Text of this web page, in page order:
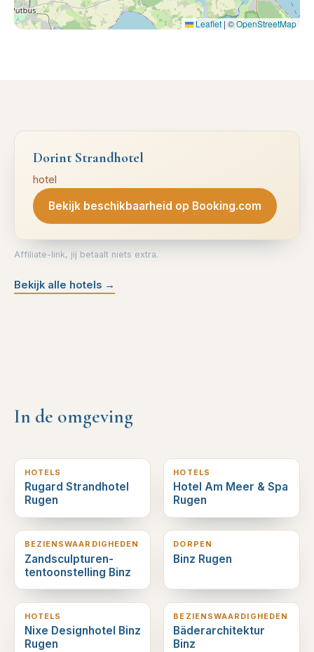
Leaflet | ©OpenStreetMap
Dorint Strandhotel
hotel
Bekijk beschikbaarheid op Booking.com
Affiliate-link, jij betaalt niets extra.
Bekijk alle hotels →
In de omgeving
HOTELS
Rugard Strandhotel
Rugen
HOTELS
Hotel Am Meer & Spa
Rugen
1 km verderop
BEZIENSWAARDIGHEDEN
Zandsculpturen-
tentoonstelling Binz
1 km verderop
DORPEN
Binz Rugen
1 km verderop
HOTELS
Nixe Designhotel Binz
Rugen
1 km verderop
BEZIENSWAARDIGHEDEN
Bäderarchitektur
Binz